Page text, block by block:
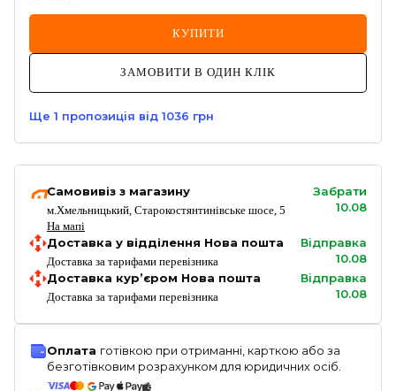
КУПИТИ
ЗАМОВИТИ В ОДИН КЛІК
Ще 1 пропозиція від 1036 грн
Самовивіз з магазину
м.Хмельницький, Старокостянтинівське шосе, 5
На мапі
Забрати
10.08
Доставка у відділення Нова пошта
Доставка за тарифами перевізника
Відправка
10.08
Доставка кур’єром Нова пошта
Доставка за тарифами перевізника
Відправка
10.08
Оплата готівкою при отриманні, карткою або за
безготівковим розрахунком для юридичних осіб.